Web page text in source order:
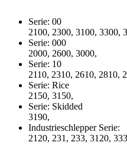
Serie: 00
2100, 2300, 3100, 3300,
Serie: 000
2000, 2600, 3000,
Serie: 10
2110, 2310, 2610, 2810,
Serie: Rice
2150, 3150,
Serie: Skidded
3190,
Industrieschlepper
2120, 231, 233, 3120,